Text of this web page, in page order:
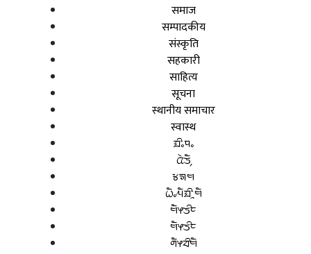
समाज
सम्पादकीय
संस्कृति
सहकारी
साहित्य
सूचना
स्थानीय समाचार
स्वास्थ
ᤀᤡᤱᤄᤱ
ᤂᤧᤍᤠ᤹
ᤃᤈᤗ
ᤐᤠᤱᤘᤠᤀᤡᤳᤗᤠ
ᤗᤠᤶᤍᤡᤰ
ᤗᤠᤶᤍᤡᤰ
ᤛᤠᤶᤔᤡᤗᤠ